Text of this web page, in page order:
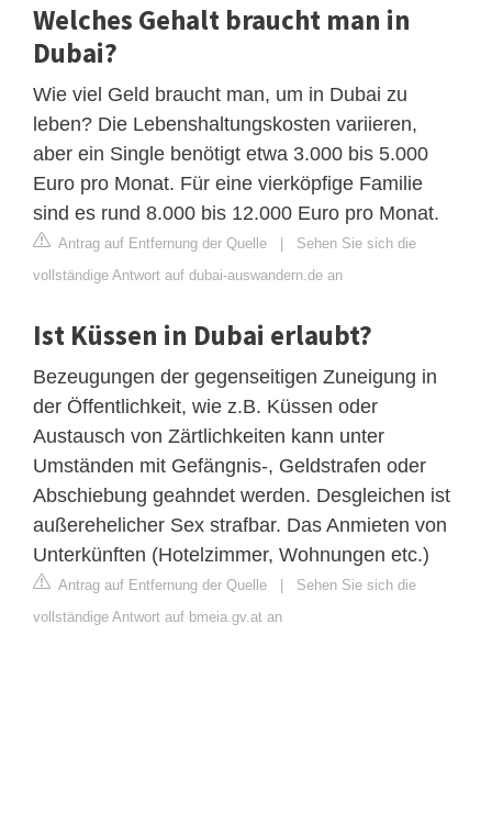
Welches Gehalt braucht man in
Dubai?
Wie viel Geld braucht man, um in Dubai zu
leben? Die Lebenshaltungskosten variieren,
aber ein Single benötigt etwa 3.000 bis 5.000
Euro pro Monat. Für eine vierköpfige Familie
sind es rund 8.000 bis 12.000 Euro pro Monat.
Antrag auf Entfernung der Quelle | Sehen Sie sich die
vollständige Antwort auf dubai-auswandern.de an
Ist Küssen in Dubai erlaubt?
Bezeugungen der gegenseitigen Zuneigung in
der Öffentlichkeit, wie z.B. Küssen oder
Austausch von Zärtlichkeiten kann unter
Umständen mit Gefängnis-, Geldstrafen oder
Abschiebung geahndet werden. Desgleichen ist
außerehelicher Sex strafbar. Das Anmieten von
Unterkünften (Hotelzimmer, Wohnungen etc.)
Antrag auf Entfernung der Quelle | Sehen Sie sich die
vollständige Antwort auf bmeia.gv.at an